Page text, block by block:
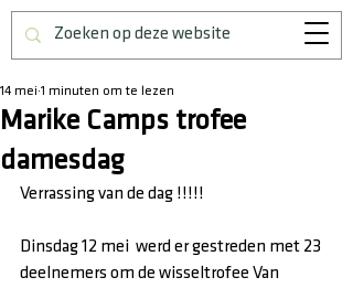
Marike Camps trofee
damesdag
14 mei 1 minuten om te lezen
Verrassing van de dag !!!!!
Dinsdag 12 mei  werd er gestreden met 23
deelnemers om de wisseltrofee Van